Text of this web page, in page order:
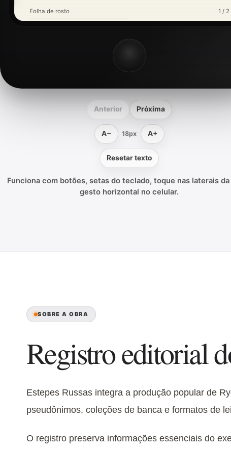
Folha de rosto 1 / 2
Anterior Próxima
A− 18px A+
Resetar texto
Funciona com botões, setas do teclado, toque nas laterais
gesto horizontal no celular.
SOBRE A OBRA
Registro editorial
Estepes Russas integra a produção popular de
pseudônimos, coleções de banca e formatos de
O registro preserva informações essenciais do